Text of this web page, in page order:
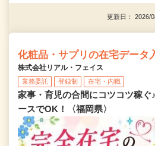
更新日： 2026/
化粧品・サプリの在宅データ
株式会社リアル・フェイス
業務委託 登録制 在宅・内職
家事・育児の合間にコツコツ稼
ースでOK！〈福岡県〉